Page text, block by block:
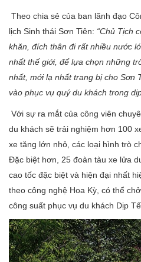
Theo chia sẻ của ban lãnh đạo
lịch Sinh thái Sơn Tiên: “Chủ Tịch
khăn, đích thân đi rất nhiều nước
nhất thế giới, để lựa chọn những
nhất, mới lạ nhất trang bị cho Sơn
vào phục vụ quý du khách trong
Với sự ra mắt của công viên
du khách sẽ trải nghiệm hơn 100
xe tăng lớn nhỏ, các loại hình trò
Đặc biệt hơn, 25 đoàn tàu xe lửa
cao tốc đặc biệt và hiện đại nhất
theo công nghệ Hoa Kỳ, có thể
công suất phục vụ du khách Dịp